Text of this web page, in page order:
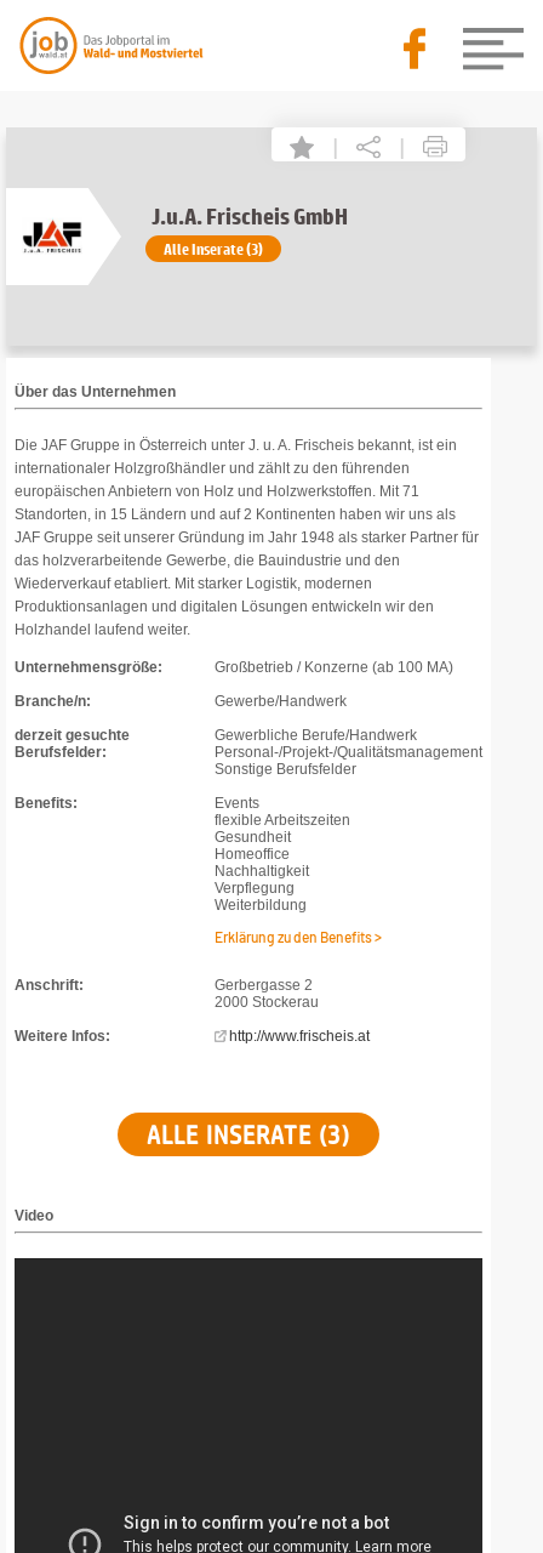
| |
J.u.A. Frischeis GmbH
Alle Inserate (3)
Über das Unternehmen
Die JAF Gruppe in Österreich unter J. u. A. Frischeis bekannt, ist ein
internationaler Holzgroßhändler und zählt zu den führenden
europäischen Anbietern von Holz und Holzwerkstoffen. Mit 71
Standorten, in 15 Ländern und auf 2 Kontinenten haben wir uns als
JAF Gruppe seit unserer Gründung im Jahr 1948 als starker Partner für
das holzverarbeitende Gewerbe, die Bauindustrie und den
Wiederverkauf etabliert. Mit starker Logistik, modernen
Produktionsanlagen und digitalen Lösungen entwickeln wir den
Holzhandel laufend weiter.
Unternehmensgröße:
Großbetrieb / Konzerne (ab 100 MA)
Branche/n:
Gewerbe/Handwerk
derzeit gesuchte
Berufsfelder:
Gewerbliche Berufe/Handwerk
Personal-/Projekt-/Qualitätsmanagement
Sonstige Berufsfelder
Benefits:
Events
flexible Arbeitszeiten
Gesundheit
Homeoffice
Nachhaltigkeit
Verpflegung
Weiterbildung
Erklärung zu den Benefits >
Anschrift:
Gerbergasse 2
2000 Stockerau
Weitere Infos:
http://www.frischeis.at
ALLE INSERATE (3)
Video